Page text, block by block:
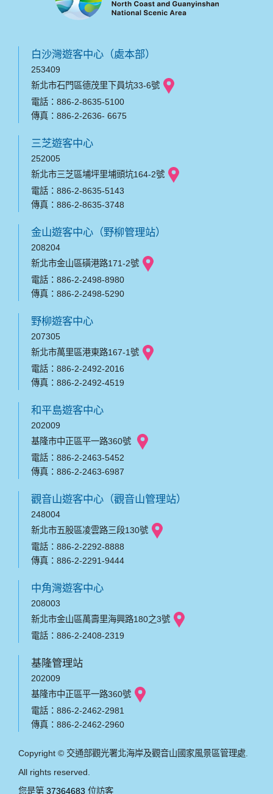
白沙灣遊客中心（處本部）
253409
新北市石門區德茂里下員坑33-6號
電話：886-2-8635-5100
傳真：886-2-2636- 6675
三芝遊客中心
252005
新北市三芝區埔坪里埔頭坑164-2號
電話：886-2-8635-5143
傳真：886-2-8635-3748
金山遊客中心（野柳管理站）
208204
新北市金山區磺港路171-2號
電話：886-2-2498-8980
傳真：886-2-2498-5290
野柳遊客中心
207305
新北市萬里區港東路167-1號
電話：886-2-2492-2016
傳真：886-2-2492-4519
和平島遊客中心
202009
基隆市中正區平一路360號
電話：886-2-2463-5452
傳真：886-2-2463-6987
觀音山遊客中心（觀音山管理站）
248004
新北市五股區凌雲路三段130號
電話：886-2-2292-8888
傳真：886-2-2291-9444
中角灣遊客中心
208003
新北市金山區萬壽里海興路180之3號
電話：886-2-2408-2319
基隆管理站
202009
基隆市中正區平一路360號
電話：886-2-2462-2981
傳真：886-2-2462-2960
Copyright © 交通部觀光署北海岸及觀音山國家風景區管理處.
All rights reserved.
您是第 37364683 位訪客